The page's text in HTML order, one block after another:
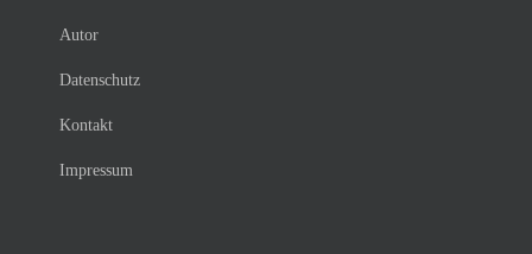
Autor
Datenschutz
Kontakt
Impressum